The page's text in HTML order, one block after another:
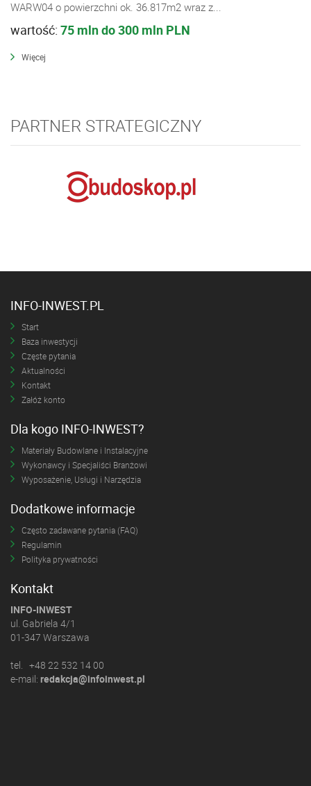
WARW04 o powierzchni ok. 36.817m2 wraz z...
wartość: 75 mln do 300 mln PLN
Więcej
PARTNER STRATEGICZNY
INFO-INWEST.PL
Start
Baza inwestycji
Częste pytania
Aktualności
Kontakt
Załóż konto
Dla kogo INFO-INWEST?
Materiały Budowlane i Instalacyjne
Wykonawcy i Specjaliści Branżowi
Wyposażenie, Usługi i Narzędzia
Dodatkowe informacje
Często zadawane pytania (FAQ)
Regulamin
Polityka prywatności
Kontakt
INFO-INWEST
ul. Gabriela 4/1
01-347 Warszawa
tel. +48 22 532 14 00
e-mail: redakcja@infoinwest.pl